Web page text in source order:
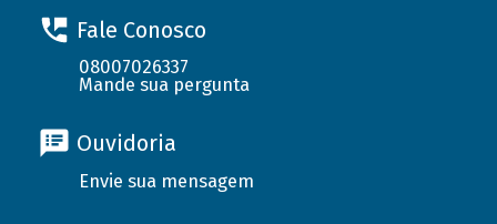
Fale Conosco
08007026337
Mande sua pergunta
Ouvidoria
Envie sua mensagem